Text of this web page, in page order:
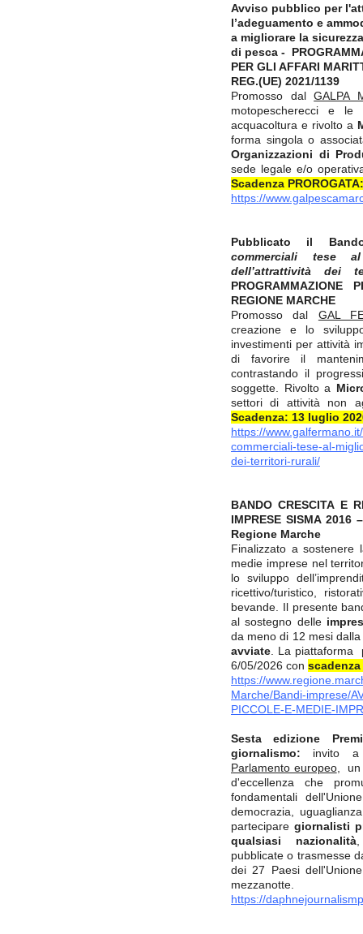
Avviso pubblico per
l’adeguamento e
a migliorare la
di pesca -
PER GLI AFFARI
REG.(UE) 2021/1139
Promosso dalGALPA
motopescherecci e le
acquacoltura e rivolto a
forma singola o
Organizzazioni di
sede legale e/o
Scadenza
https://
Pubblicato il
commerciali tese
dell’attrattività
PROGRAMMAZIONE
REGIONE MARCHE
Promosso dal GAL
creazione e lo
investimenti per attività
di favorire il
contrastando il
soggette. Rivolto a
settori di attività non
Scadenza: 13 luglio
https://
commerciali-tese-al-
dei-territori-rurali/
BANDO CRESCITA E
IMPRESE SISMA
Regione Marche
Finalizzato a
medie imprese nel
lo sviluppo
ricettivo/turistico,
bevande. Il presente
al sostegno delle
da meno di 12 mesi
avviate . La
6/05/2026 con scadenza
https://
Marche/Bandi-imprese/
PICCOLE-E-MEDIE-
Sesta edizione
giornalismo: invito a
Parlamento europeo, un
d'eccellenza che
fondamentali
democrazia,
parteciparegiornalisti
qualsiasi nazionalità
pubblicate o trasmesse
dei 27 Paesi
mezzanotte.
https://